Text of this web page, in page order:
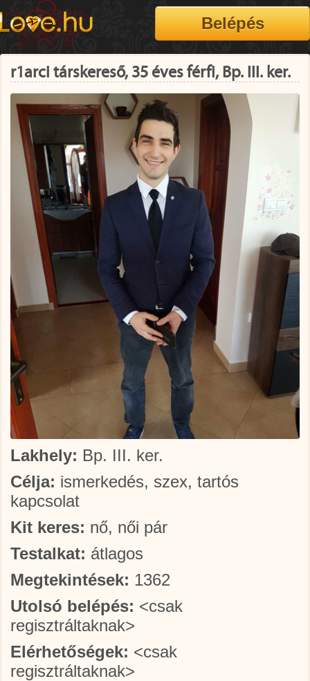
r1arci társkereső, 35 éves férfi, Bp. III. ker.
Lakhely: Bp. III. ker.
Célja: ismerkedés, szex, tartós
kapcsolat
Kit keres: nő, női pár
Testalkat: átlagos
Megtekintések: 1362
Utolsó belépés: <csak
regisztráltaknak>
Elérhetőségek: <csak
regisztráltaknak>